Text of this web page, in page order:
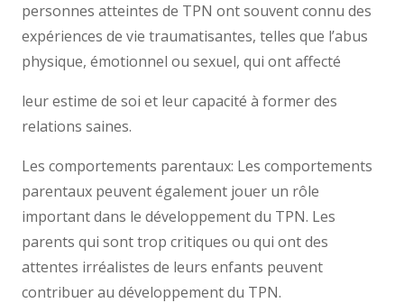
personnes atteintes de TPN ont souvent connu des
expériences de vie traumatisantes, telles que l’abus
physique, émotionnel ou sexuel, qui ont affecté
leur estime de soi et leur capacité à former des
relations saines.
Les comportements parentaux: Les comportements
parentaux peuvent également jouer un rôle
important dans le développement du TPN. Les
parents qui sont trop critiques ou qui ont des
attentes irréalistes de leurs enfants peuvent
contribuer au développement du TPN.